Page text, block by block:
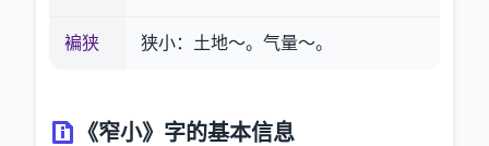
褊狭 狭小：土地～。气量～。
《窄小》字的基本信息